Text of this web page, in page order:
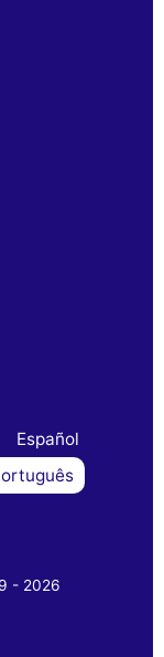
Español
- 2026